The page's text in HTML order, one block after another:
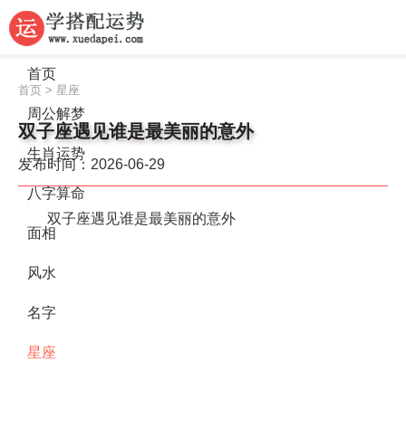
首页
周公解梦
生肖运势
八字算命
面相
风水
名字
星座
首页 > 星座
双子座遇见谁是最美丽的意外
发布时间：2026-06-29
双子座遇见谁是最美丽的意外